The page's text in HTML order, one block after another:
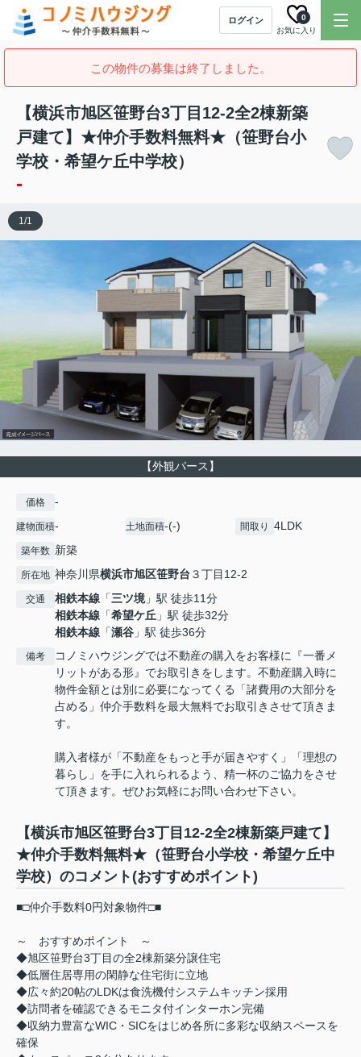
ログイン
お気に入り
0
この物件の募集は終了しました。
【横浜市旭区笹野台3丁目12-2全2棟新築
戸建て】★仲介手数料無料★（笹野台小
学校・希望ケ丘中学校）
-
【外観パース】
1/1
価格 -
建物面積- 土地面積-(-) 間取り 4LDK
築年数 新築
所在地 神奈川県横浜市旭区笹野台 ３丁目12-2
交通 相鉄本線 「三ツ境」駅 徒歩11分
相鉄本線 「希望ケ丘 」駅 徒歩32分
相鉄本線 「瀬谷 」駅 徒歩36分
備考
コノミハウジングでは不動産の購入をお客様に『一番メ
リットがある形』でお取引きをします。不動産購入時に
物件金額とは別に必要になってくる「諸費用の大部分を
占める」仲介手数料を最大無料でお取引きさせて頂きま
す。
購入者様が「不動産をもっと手が届きやすく」「理想の
暮らし」を手に入れられるよう、精一杯のご協力をさせ
て頂きます。ぜひお気軽にお問い合わせ下さい。
【横浜市旭区笹野台3丁目12-2全2棟新築戸建て】
★仲介手数料無料★（笹野台小学校・希望ケ丘中
学校）のコメント(おすすめポイント)
■□仲介手数料0円対象物件□■
～ おすすめポイント ～
◆旭区笹野台3丁目の全2棟新築分譲住宅
◆低層住居専用の閑静な住宅街に立地
◆広々約20帖のLDKは食洗機付システムキッチン採用
◆訪問者を確認できるモニタ付インターホン完備
◆収納力豊富なWIC・SICをはじめ各所に多彩な収納スペースを
確保